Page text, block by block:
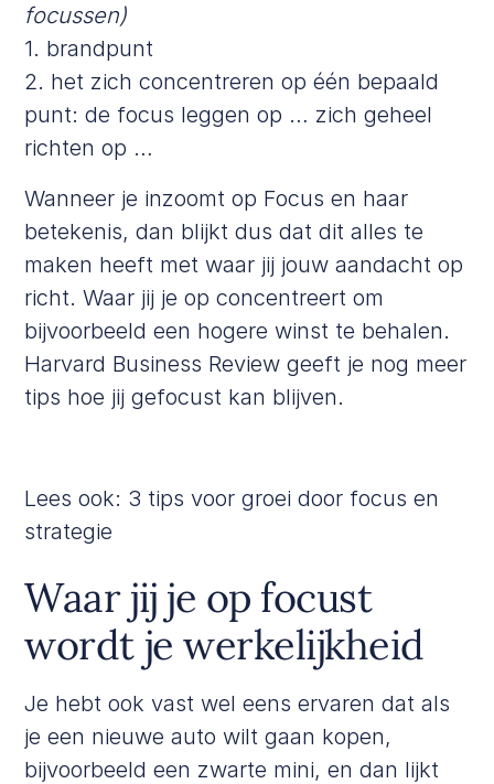
focussen)
1. brandpunt
2. het zich concentreren op één bepaald
punt: de focus leggen op … zich geheel
richten op …
Wanneer je inzoomt op Focus en haar
betekenis, dan blijkt dus dat dit alles te
maken heeft met waar jij jouw aandacht op
richt. Waar jij je op concentreert om
bijvoorbeeld een hogere winst te behalen.
Harvard Business Review geeft je nog meer
tips hoe jij gefocust kan blijven.
Lees ook: 3 tips voor groei door focus en
strategie
Waar jij je op focust
wordt je werkelijkheid
Je hebt ook vast wel eens ervaren dat als
je een nieuwe auto wilt gaan kopen,
bijvoorbeeld een zwarte mini, en dan lijkt